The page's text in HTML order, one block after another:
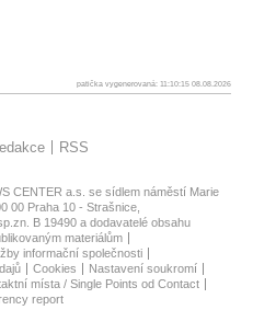
patička vygenerovaná: 11:10:15 08.08.2026
RSS
CENTER a.s. se sídlem náměstí Marie
00 Praha 10 - Strašnice,
B 19490 a dodavatelé obsahu
materiálům
informační společnosti
Cookies
Nastavení soukromí
místa / Single Points od Contact
report